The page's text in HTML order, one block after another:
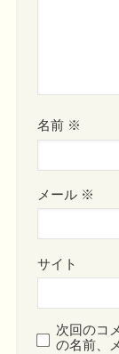
名前 ※
メール ※
サイト
次回のコ
の名前、